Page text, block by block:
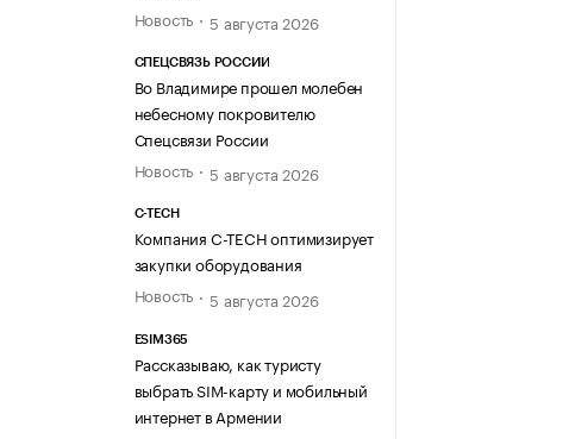
Новость
5 августа 2026
СПЕЦСВЯЗЬ РОССИИ
Во Владимире прошел молебен
небесному покровителю
Спецсвязи России
Новость
5 августа 2026
C-TECH
Компания C-TECH оптимизирует
закупки оборудования
Новость
5 августа 2026
ESIM365
Рассказываю, как туристу
выбрать SIM-карту и мобильный
интернет в Армении